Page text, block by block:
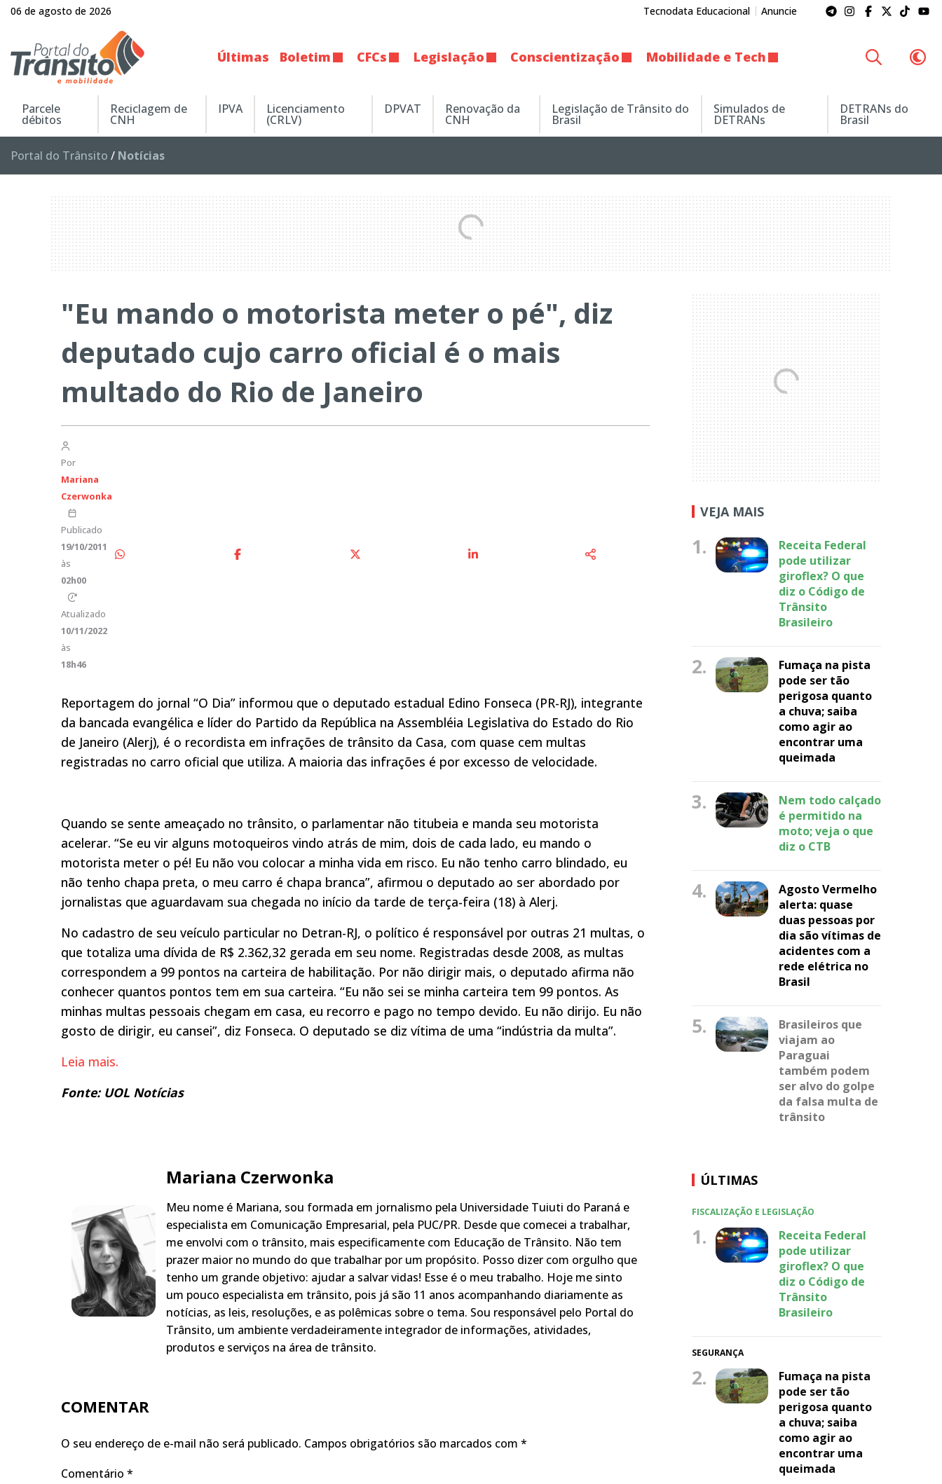
06 de agosto de 2026 Tecnodata Educacional Anuncie
Últimas Boletim CFCs Legislação Conscientização Mobilidade e Tech
Parcele
débitos
Reciclagem de
CNH
IPVA Licenciamento
(CRLV)
DPVAT Renovação da
CNH
Legislação de Trânsito do
Brasil
Simulados de
DETRANs
DETRANs do
Brasil
Portal do Trânsito / Notícias
"Eu mando o motorista meter o pé", diz
deputado cujo carro oficial é o mais
multado do Rio de Janeiro
Por
Mariana
Czerwonka
Publicado
19/10/2011
às
02h00
Atualizado
10/11/2022
às
18h46
Reportagem do jornal “O Dia” informou que o deputado estadual Edino Fonseca (PR-RJ), integrante
da bancada evangélica e líder do Partido da República na Assembléia Legislativa do Estado do Rio
de Janeiro (Alerj), é o recordista em infrações de trânsito da Casa, com quase cem multas
registradas no carro oficial que utiliza. A maioria das infrações é por excesso de velocidade.
Quando se sente ameaçado no trânsito, o parlamentar não titubeia e manda seu motorista
acelerar. “Se eu vir alguns motoqueiros vindo atrás de mim, dois de cada lado, eu mando o
motorista meter o pé! Eu não vou colocar a minha vida em risco. Eu não tenho carro blindado, eu
não tenho chapa preta, o meu carro é chapa branca”, afirmou o deputado ao ser abordado por
jornalistas que aguardavam sua chegada no início da tarde de terça-feira (18) à Alerj.
No cadastro de seu veículo particular no Detran-RJ, o político é responsável por outras 21 multas, o
que totaliza uma dívida de R$ 2.362,32 gerada em seu nome. Registradas desde 2008, as multas
correspondem a 99 pontos na carteira de habilitação. Por não dirigir mais, o deputado afirma não
conhecer quantos pontos tem em sua carteira. “Eu não sei se minha carteira tem 99 pontos. As
minhas multas pessoais chegam em casa, eu recorro e pago no tempo devido. Eu não dirijo. Eu não
gosto de dirigir, eu cansei”, diz Fonseca. O deputado se diz vítima de uma “indústria da multa”.
Leia mais.
Fonte: UOL Notícias
Mariana Czerwonka
Meu nome é Mariana, sou formada em jornalismo pela Universidade Tuiuti do Paraná e
especialista em Comunicação Empresarial, pela PUC/PR. Desde que comecei a trabalhar,
me envolvi com o trânsito, mais especificamente com Educação de Trânsito. Não tem
prazer maior no mundo do que trabalhar por um propósito. Posso dizer com orgulho que
tenho um grande objetivo: ajudar a salvar vidas! Esse é o meu trabalho. Hoje me sinto
um pouco especialista em trânsito, pois já são 11 anos acompanhando diariamente as
notícias, as leis, resoluções, e as polêmicas sobre o tema. Sou responsável pelo Portal do
Trânsito, um ambiente verdadeiramente integrador de informações, atividades,
produtos e serviços na área de trânsito.
COMENTAR
O seu endereço de e-mail não será publicado. Campos obrigatórios são marcados com *
Comentário *
VEJA MAIS
1.
Receita Federal
pode utilizar
giroflex? O que
diz o Código de
Trânsito
Brasileiro
2.
Fumaça na pista
pode ser tão
perigosa quanto
a chuva; saiba
como agir ao
encontrar uma
queimada
3.
Nem todo calçado
é permitido na
moto; veja o que
diz o CTB
4.
Agosto Vermelho
alerta: quase
duas pessoas por
dia são vítimas de
acidentes com a
rede elétrica no
Brasil
5.
Brasileiros que
viajam ao
Paraguai
também podem
ser alvo do golpe
da falsa multa de
trânsito
ÚLTIMAS
FISCALIZAÇÃO E LEGISLAÇÃO
1.
Receita Federal
pode utilizar
giroflex? O que
diz o Código de
Trânsito
Brasileiro
SEGURANÇA
2.
Fumaça na pista
pode ser tão
perigosa quanto
a chuva; saiba
como agir ao
encontrar uma
queimada